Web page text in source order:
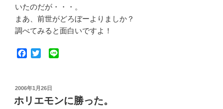
いたのだが・・・。
まあ、前世がどろぼーよりましか？
調べてみると面白いですよ！
b
o
t
e
投
稿
日:
2006年1月26日
ホリエモンに勝った。